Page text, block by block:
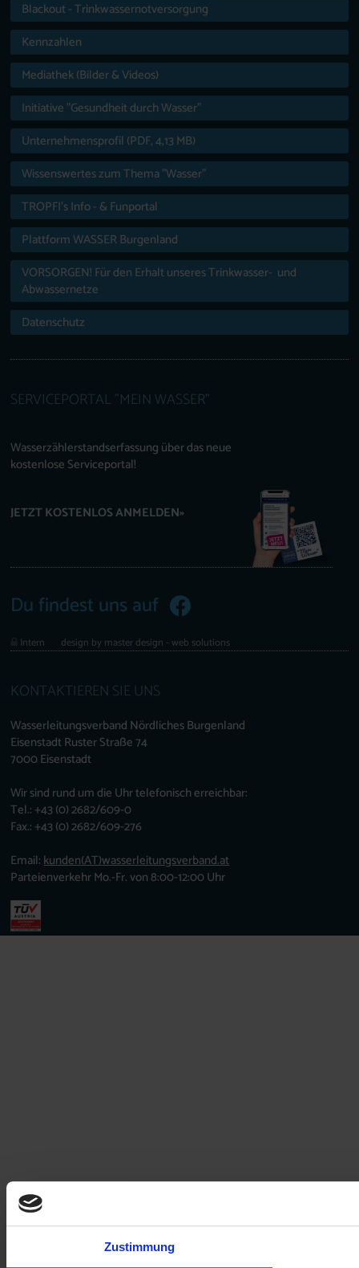
Zustimmung
Blackout - Trinkwassernotversorgung
Kennzahlen
Mediathek (Bilder & Videos)
Initiative "Gesundheit durch Wasser"
Unternehmensprofil (PDF, 4,13 MB)
Wissenswertes zum Thema "Wasser"
TROPFI’s Info - & Funportal
Plattform WASSER Burgenland
VORSORGEN! Für den Erhalt unseres Trinkwasser- und
Abwassernetze
Datenschutz
SERVICEPORTAL "MEIN WASSER"
Wasserzählerstandserfassung über das neue
kostenlose Serviceportal!
JETZT KOSTENLOS ANMELDEN»
Du findest uns auf
design by master design - web solutions
Intern
KONTAKTIEREN SIE UNS
Wasserleitungsverband Nördliches Burgenland
Eisenstadt Ruster Straße 74
7000 Eisenstadt
Wir sind rund um die Uhr telefonisch erreichbar:
Tel.: +43 (0) 2682/609-0
Fax.: +43 (0) 2682/609-276
Email:kunden(AT)wasserleitungsverband.at
Parteienverkehr Mo.-Fr. von 8:00-12:00 Uhr